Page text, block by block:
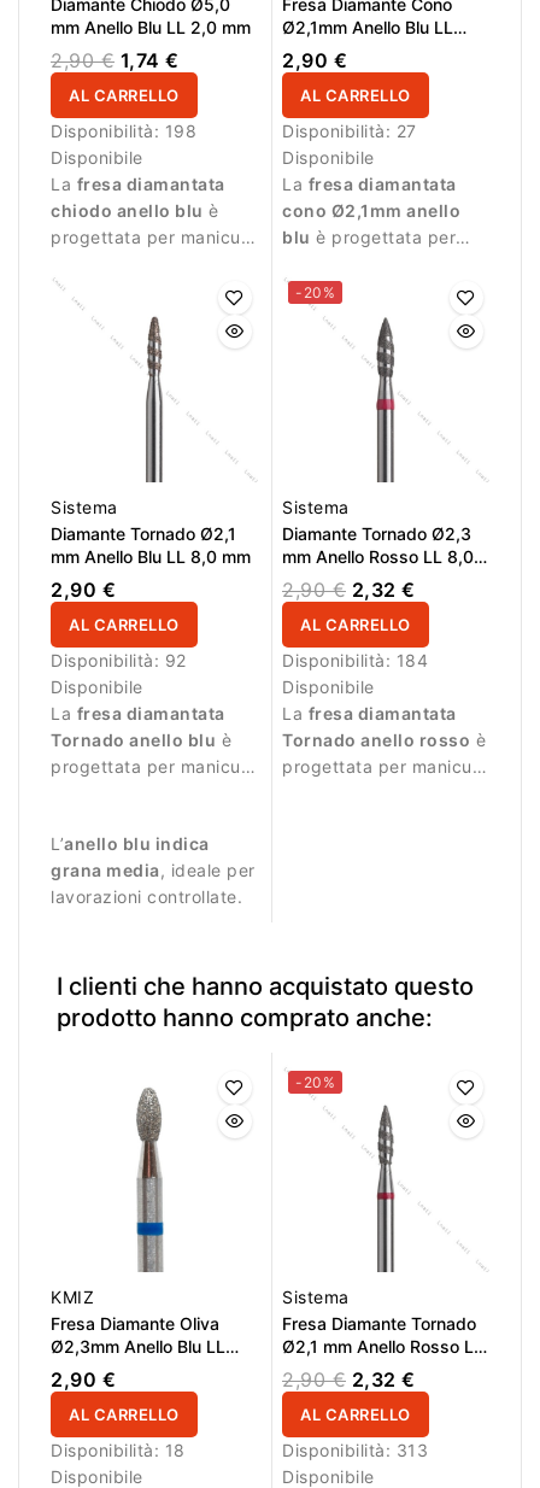
mm Anello Blu LL 2,0 mm
2,90 € 1,74 €
AL CARRELLO
Disponibilità: 198
Disponibile
La fresa diamantata
chiodo anello blu è
progettata per manicure
lavorazioni precise.
Ø2,1mm Anello Blu LL
10,0mm
2,90 €
AL CARRELLO
Disponibilità: 27
Disponibile
La fresa diamantata
cono Ø2,1mm anello
blu è progettata per
durante la manicure.
Sistema
Diamante Tornado Ø2,1
mm Anello Blu LL 8,0 mm
2,90 €
AL CARRELLO
Disponibilità: 92
Disponibile
La fresa diamantata
Tornado anello blu è
progettata per manicure
L’anello blu indica
grana media, ideale per
lavorazioni controllate.
-20%
Sistema
Diamante Tornado Ø2,3
mm Anello Rosso LL 8,0
mm
2,90 € 2,32 €
AL CARRELLO
Disponibilità: 184
Disponibile
La fresa diamantata
Tornado anello rosso è
progettata per manicure
I clienti che hanno acquistato questo
prodotto hanno comprato anche:
KMIZ
Fresa Diamante Oliva
Ø2,3mm Anello Blu LL
5,0mm
2,90 €
AL CARRELLO
Disponibilità: 18
Disponibile
-20%
Sistema
Fresa Diamante Tornado
Ø2,1 mm Anello Rosso LL
8,0 mm
2,90 € 2,32 €
AL CARRELLO
Disponibilità: 313
Disponibile